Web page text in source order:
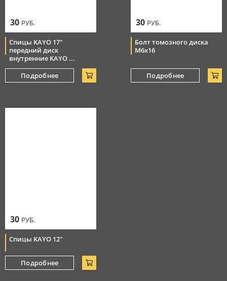
30 РУБ.
Спицы KAYO 17"
передний диск
внутренние KAYO ...
Подробнее
30 РУБ.
Болт томозного диска
М6х16
Подробнее
30 РУБ.
Спицы KAYO 12"
Подробнее